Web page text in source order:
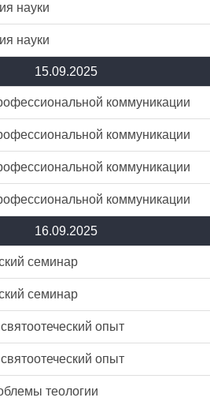
науки
науки
15.09.2025
коммуникации
коммуникации
коммуникации
коммуникации
16.09.2025
семинар
семинар
опыт
опыт
теологии